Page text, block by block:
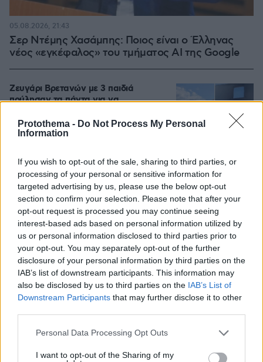
Protothema - Do Not Process My Personal
Information
If you wish to opt-out of the sale, sharing to third parties, or
processing of your personal or sensitive information for
targeted advertising by us, please use the below opt-out
section to confirm your selection. Please note that after your
opt-out request is processed you may continue seeing
interest-based ads based on personal information utilized by
us or personal information disclosed to third parties prior to
your opt-out. You may separately opt-out of the further
disclosure of your personal information by third parties on the
IAB’s list of downstream participants. This information may
also be disclosed by us to third parties on the IAB’s List of
Downstream Participants that may further disclose it to other
Please note that this website/app uses one or more Google
not limited to your visit or usage behaviour. You may click to
Personal Data Processing Opt Outs
I want to opt-out of the Sharing of my
Σερ Ντέμης Χασάμπης: Ποιος είναι ο Έλληνας
νέος «εγκέφαλος» του τμήματος AI της Google
05.08.2026, 21:43
Ζευγάρι Βρετανών με 3 παιδιά
πούλησαν τα πάντα για να
καταστράφηκε από την πυρκαγιά λίγο
πριν μετακομίσουν, φωτογραφίες
Δείτε βίντεο: Υποψήφιος
Δημοκρατικός σε παραλία της Χαβάης
προκαλεί βρίζοντας γυναίκες, πέφτει
ξερός από γροθιά
05.08.2026, 21:28
Στα decks της Μυκόνου: Οι διάσημοι
dj, οι αμοιβές τους και οι sold out
ξέφρενες μέρες και νύχτες
05.08.2026, 15:21 88